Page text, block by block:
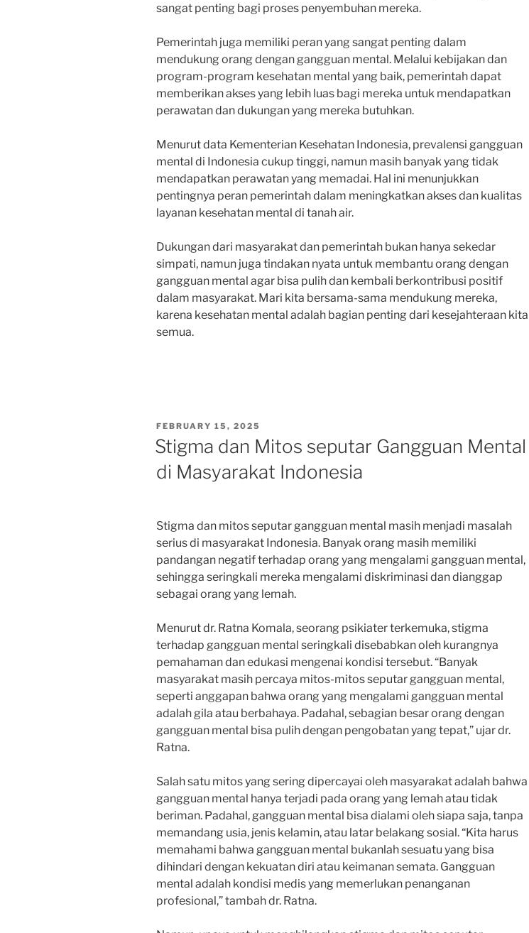
sangat penting bagi proses penyembuhan mereka.
Pemerintah juga memiliki peran yang sangat penting dalam
mendukung orang dengan gangguan mental. Melalui kebijakan dan
program-program kesehatan mental yang baik, pemerintah dapat
memberikan akses yang lebih luas bagi mereka untuk mendapatkan
perawatan dan dukungan yang mereka butuhkan.
Menurut data Kementerian Kesehatan Indonesia, prevalensi gangguan
mental di Indonesia cukup tinggi, namun masih banyak yang tidak
mendapatkan perawatan yang memadai. Hal ini menunjukkan
pentingnya peran pemerintah dalam meningkatkan akses dan kualitas
layanan kesehatan mental di tanah air.
Dukungan dari masyarakat dan pemerintah bukan hanya sekedar
simpati, namun juga tindakan nyata untuk membantu orang dengan
gangguan mental agar bisa pulih dan kembali berkontribusi positif
dalam masyarakat. Mari kita bersama-sama mendukung mereka,
karena kesehatan mental adalah bagian penting dari kesejahteraan kita
semua.
POSTED
ON
FEBRUARY 15, 2025
Stigma dan Mitos seputar Gangguan Mental
di Masyarakat Indonesia
Stigma dan mitos seputar gangguan mental masih menjadi masalah
serius di masyarakat Indonesia. Banyak orang masih memiliki
pandangan negatif terhadap orang yang mengalami gangguan mental,
sehingga seringkali mereka mengalami diskriminasi dan dianggap
sebagai orang yang lemah.
Menurut dr. Ratna Komala, seorang psikiater terkemuka, stigma
terhadap gangguan mental seringkali disebabkan oleh kurangnya
pemahaman dan edukasi mengenai kondisi tersebut. “Banyak
masyarakat masih percaya mitos-mitos seputar gangguan mental,
seperti anggapan bahwa orang yang mengalami gangguan mental
adalah gila atau berbahaya. Padahal, sebagian besar orang dengan
gangguan mental bisa pulih dengan pengobatan yang tepat,” ujar dr.
Ratna.
Salah satu mitos yang sering dipercayai oleh masyarakat adalah bahwa
gangguan mental hanya terjadi pada orang yang lemah atau tidak
beriman. Padahal, gangguan mental bisa dialami oleh siapa saja, tanpa
memandang usia, jenis kelamin, atau latar belakang sosial. “Kita harus
memahami bahwa gangguan mental bukanlah sesuatu yang bisa
dihindari dengan kekuatan diri atau keimanan semata. Gangguan
mental adalah kondisi medis yang memerlukan penanganan
profesional,” tambah dr. Ratna.